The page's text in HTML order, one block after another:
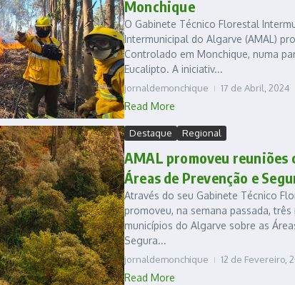
Monchique
O Gabinete Técnico Florestal
Intermunicipal do Algarve (AMAL)
Controlado em Monchique, numa
Eucalipto. A iniciativ...
jornaldemonchique 17 de Abril, 2024
Read More
Destaque Regional
AMAL promoveu reuniões
Áreas de Prevenção e
Através do seu Gabinete Técnico
promoveu, na semana passada,
municípios do Algarve sobre as
Segura...
jornaldemonchique 12 de Fevereiro,
Read More